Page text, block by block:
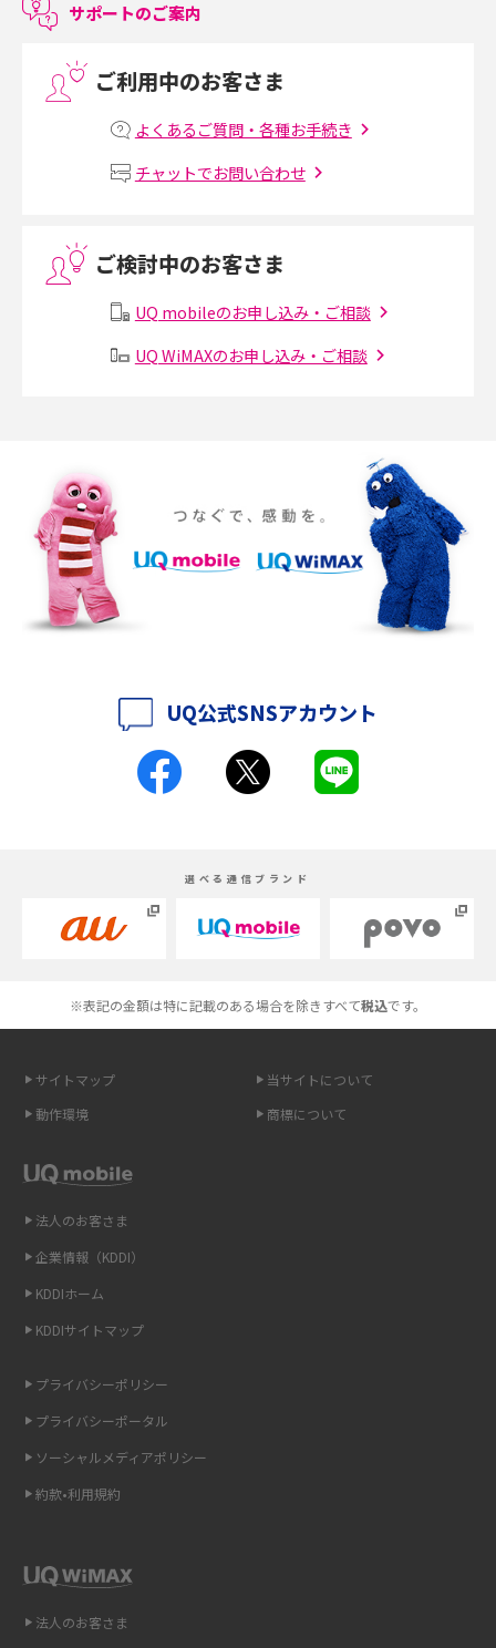
LINEで友だちを削除する方法は？方法ごとの影響や復活・復元する方法も
プリペイドSIMとは？種類やメリット・デメリット、利用までの流れを解説
Threads（スレッズ）とは？主な機能や登録方法、投稿の仕方を解説
Instagram（インスタグラム）でスクショするとバレる？バレるケースや撮
iPhone 16eとiPhone SE（第3世代）の違いは？サイズやスペックを比較し
て解説
iPhone 16eとiPhone 14を徹底比較！スペック・機能の違いをわかりやすく
紹介
iPhone 16とiPhone 15の違いは？カメラ・スペック・機能を徹底比較
iPhoneの機種変更のやり方は？事前準備・手順やデータ移行方法をわかり
Androidスマホとは？特徴やメリット・デメリット、おススメ機種を紹介
高校生にスマホ制限は必要？所持率やメリット・デメリットを詳しく紹介
トを解説
スマホや携帯端末の通信速度制限とは？回避のコツや解除のタイミング・
LINEの通知がこない時の原因と対処法9選！設定の確認手順も解説
スマホのウィジェットとは？iPhone・Androidの設定方法やおススメを紹
リプライ機能とは？LINE、X（旧Twitter）、Instagram、TikTokで送る方法
インスタのDMの送り方は？便利機能の使い方や注意点をわかりやすく解説
Bluetooth®とは？Wi-Fiとの違いやスマホ・PCとの接続方法を解説
サポートのご案内
ご利用中のお客さま
よくあるご質問・各種お手続き
チャットでお問い合わせ
ご検討中のお客さま
UQ mobileのお申し込み・ご相談
UQ WiMAXのお申し込み・ご相談
UQ公式SNSアカウント
選べる通信ブランド
※表記の金額は特に記載のある場合を除きすべて税込です。
サイトマップ
当サイトについて
動作環境
商標について
法人のお客さま
企業情報（KDDI）
KDDIホーム
KDDIサイトマップ
プライバシーポリシー
プライバシーポータル
ソーシャルメディアポリシー
約款•利用規約
法人のお客さま